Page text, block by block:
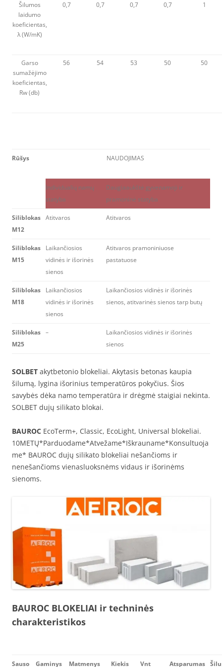
Šilumos
laidumo
koeficientas,
λ (W/mK)
0,7 0,7 0,7 0,7 1
Garso
sumažėjimo
koeficientas,
Rw (db)
56 54 53 50 50
Rūšys NAUDOJIMAS
Individualių namų
statyba
Daugiaaukštė gyvenamoji ir
pramoninė statyba
Siliblokas
M12
Atitvaros Atitvaros
Siliblokas
M15
Laikančiosios
vidinės ir išorinės
sienos
Atitvaros pramoniniuose
pastatuose
Siliblokas
M18
Laikančiosios
vidinės ir išorinės
sienos
Laikančiosios vidinės ir išorinės
sienos, atitvarinės sienos tarp butų
Siliblokas
M25
–
Laikančiosios vidinės ir išorinės
sienos
SOLBET akytbetonio blokeliai. Akytasis betonas kaupia
šilumą, lygina išorinius temperatūros pokyčius. Šios
savybės dėka namo temperatūra ir drėgmė staigiai nekinta.
SOLBET dujų silikato blokai.
BAUROC EcoTerm+, Classic, EcoLight, Universal blokeliai.
10METŲ*Parduodame*Atvežame*Iškrauname*Konsultuoja
me* BAUROC dujų silikato blokeliai nešančioms ir
nenešančioms vienasluoksnėms vidaus ir išorinėms
sienoms.
BAUROC BLOKELIAI ir techninės
charakteristikos
Sauso Gaminys Matmenys Kiekis Vnt Atsparumas